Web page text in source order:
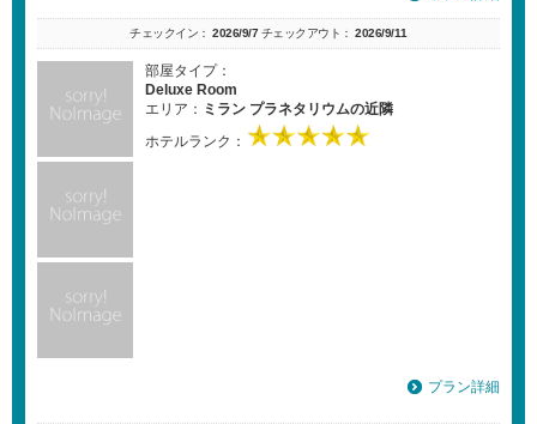
チェックイン： 2026/9/7 チェックアウト： 2026/9/11
部屋タイプ：
Deluxe Room
エリア： ミラン プラネタリウムの近隣
ホテルランク：
プラン詳細